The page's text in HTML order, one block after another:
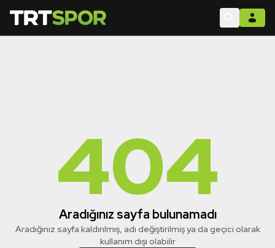
404
Aradığınız sayfa bulunamadı
Aradığınız sayfa kaldırılmış, adı değiştirilmiş ya da geçici olarak
kullanım dışı olabilir